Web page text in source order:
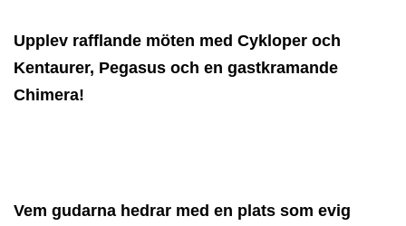
Upplev rafflande möten med Cykloper och
Kentaurer, Pegasus och en gastkramande
Chimera!
Vem gudarna hedrar med en plats som evig